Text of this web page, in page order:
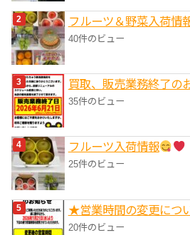
フルーツ＆野菜入荷情
40件のビュー
買取、販売業務終了の
35件のビュー
フルーツ入荷情報
25件のビュー
★営業時間の変更につ
20件のビュー